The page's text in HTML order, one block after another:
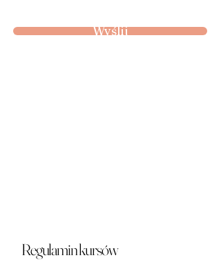
Wyślij
Regulamin kursów